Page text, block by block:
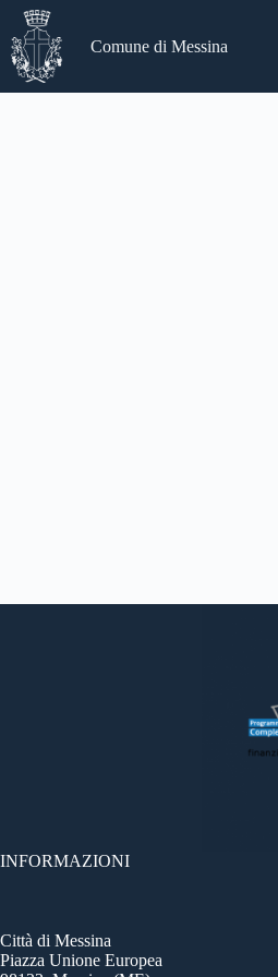
Salta
contenuto
Comune di Messina
INFORMAZIONI
Città di Messina
Piazza Unione Europea